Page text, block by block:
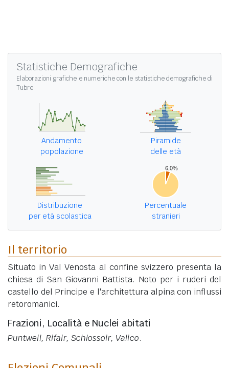
Statistiche Demografiche
Elaborazioni grafiche e numeriche con le statistiche demografiche di
Tubre
Andamento
popolazione
Piramide
delle età
Distribuzione
per età scolastica
Percentuale
stranieri
Il territorio
Situato in Val Venosta al confine svizzero presenta la
chiesa di San Giovanni Battista. Noto per i ruderi del
castello del Principe e l'architettura alpina con influssi
retoromanici.
Frazioni, Località e Nuclei abitati
Puntweil, Rifair, Schlossoir, Valico.